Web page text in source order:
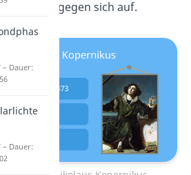
Kirche, gegen sich auf.
– Dauer:
– Dauer: